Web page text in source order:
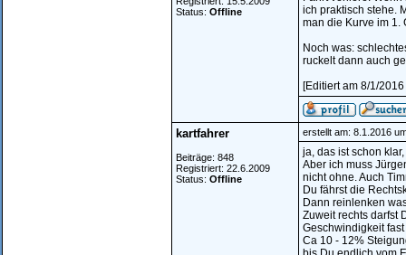
Status: Offline
ich praktisch stehe.
man die Kurve im 1.
Noch was:
ruckelt dann auch
[Editiert am 8/1/
kartfahrer
Beiträge: 848
Registriert: 22.6.2009
Status: Offline
erstellt am: 8.1.2016
ja, das ist schon
Aber ich muss
nicht ohne. Auch
Du fährst die
Dann reinlenken
Zuweit rechts darfst
Geschwindigkeit
Ca 10 - 12%